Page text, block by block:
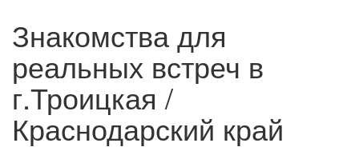
Знакомства для
реальных встреч в
г.Троицкая /
Краснодарский край